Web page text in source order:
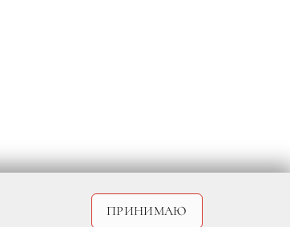
ПРИНИМАЮ